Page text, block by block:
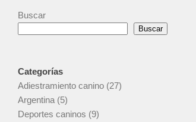
Buscar
Buscar
Categorías
Adiestramiento canino (27)
Argentina (5)
Deportes caninos (9)